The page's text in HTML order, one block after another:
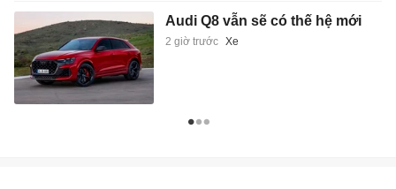
Audi Q8 vẫn sẽ có thế hệ mới
2 giờ trước Xe